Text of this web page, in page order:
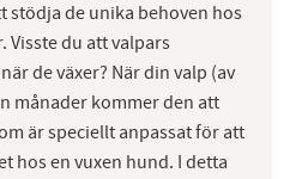
de unika behoven hos
Visste du att valpars
de växer? När din valp (av
månader kommer den att
är speciellt anpassat för att
hos en vuxen hund. I detta